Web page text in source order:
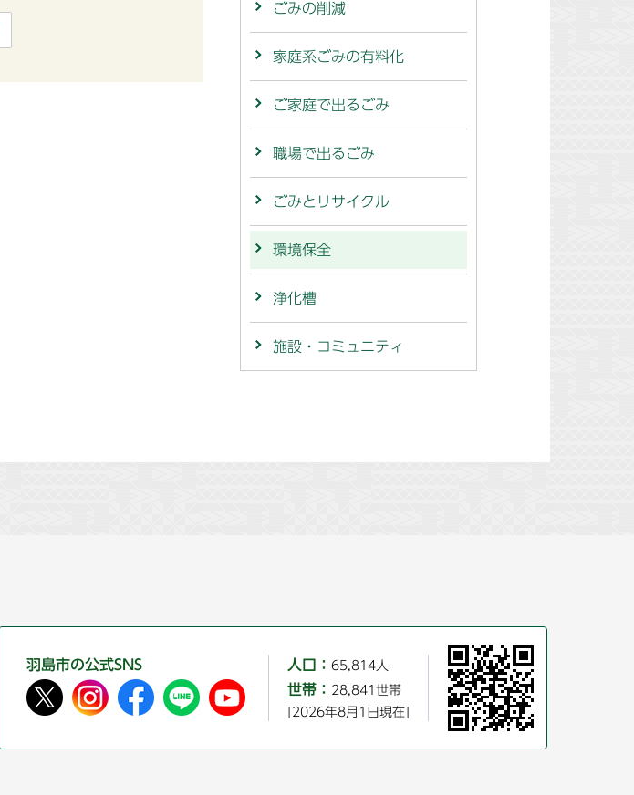
ごみの削減
家庭系ごみの有料化
ご家庭で出るごみ
職場で出るごみ
ごみとリサイクル
環境保全
浄化槽
施設・コミュニティ
羽島市の公式SNS 人口： 65,814人
世帯： 28,841世帯
[2026年8月1日現在]